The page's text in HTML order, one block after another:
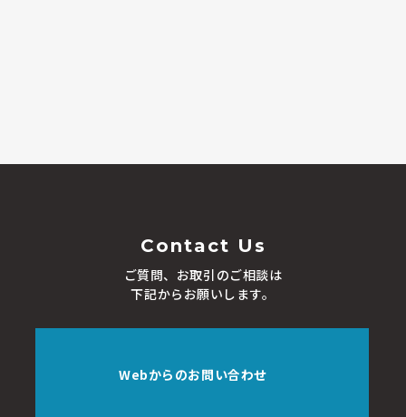
Contact Us
ご質問、お取引のご相談は
下記からお願いします。
Webからのお問い合わせ